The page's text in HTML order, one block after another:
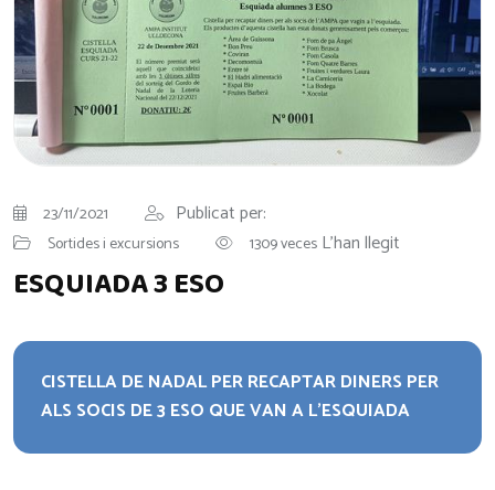
23/11/2021 Publicat per:
Sortides i excursions 1309 veces L'han llegit
ESQUIADA 3 ESO
CISTELLA DE NADAL PER RECAPTAR DINERS PER
ALS SOCIS DE 3 ESO QUE VAN A L'ESQUIADA